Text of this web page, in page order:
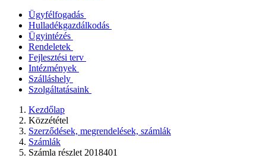
Ügyfélfogadás
Hulladékgazdálkodás
Ügyintézés
Rendeletek
Fejlesztési terv
Intézmények
Szálláshely
Szolgáltatásaink
Kezdőlap
Közzététel
Szerződések, megrendelések, számlák
Számlák
Számla részlet 2018401